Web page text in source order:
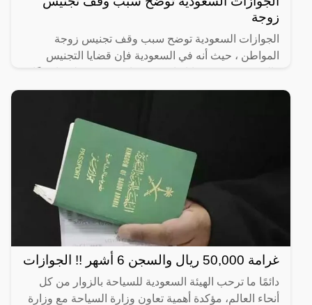
زوجة
الجوازات السعودية توضح سبب وقف تجنيس زوجة
المواطن ، حيث أنه في السعودية فإن قضايا التجنيس
للقوانين
غرامة 50,000 ريال والسجن 6 أشهر !! الجوازات
دائمًا ما ترحب الهيئة السعودية للسياحة بالزوار من كل
أنحاء العالم، مؤكدة أهمية تعاون وزارة السياحة مع وزارة